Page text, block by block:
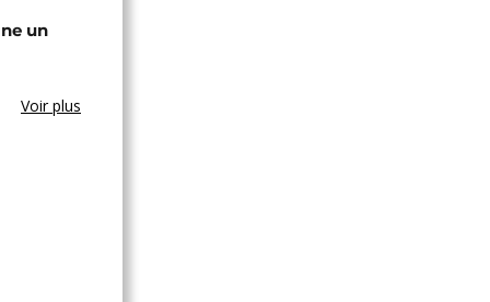
un
Voir plus